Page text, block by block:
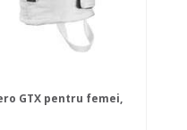
GTX pentru femei,